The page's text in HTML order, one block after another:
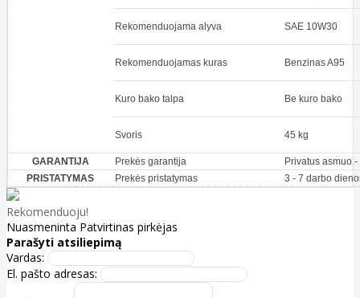
Rekomenduojama alyva SAE 10W30
Rekomenduojamas kuras Benzinas A95
Kuro bako talpa Be kuro bako
Svoris 45 kg
GARANTIJA Prekės garantija
Privatus asmuo
PRISTATYMAS
Prekės pristatymas 3 - 7 darbo
Rekomenduoju!
Nuasmeninta Patvirtinas pirkėjas
Parašyti atsiliepimą
Vardas:
El. pašto adresas: